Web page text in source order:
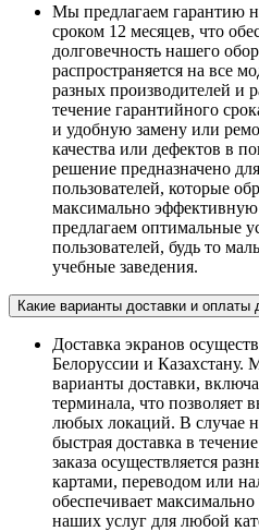
Мы предлагаем гарантию
сроком 12 месяцев, что
долговечность нашего
распространяется на все
разных производителей и
течение гарантийного
и удобную замену или
качества или дефектов в
решение предназначено
пользователей, которые
максимально
предлагаем оптимальные
пользователей, будь то
учебные заведения.
Какие варианты доставки и оплаты
Доставка экранов
Белоруссии и Казахстану.
варианты доставки,
терминала, что позволяет
любых локаций. В случае
быстрая доставка в
заказа осуществляется
картами, переводом или
обеспечивает
наших услуг для любой